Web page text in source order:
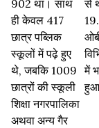
902 था। साथ
ही केवल 417
छात्र पब्लिक
स्कूलों में पढ़े हुए
थे, जबकि 1009
छात्रों की स्कूली
शिक्षा नगरपालिका
अथवा अन्य गैर
से
में